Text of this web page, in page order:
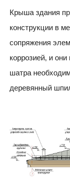
Крыша здания
конструкции в
сопряжения
коррозией, и
шатра
деревянный